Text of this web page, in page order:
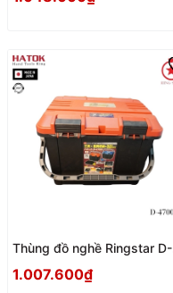
Thùng đồ nghề Ringstar D-
1.007.600₫